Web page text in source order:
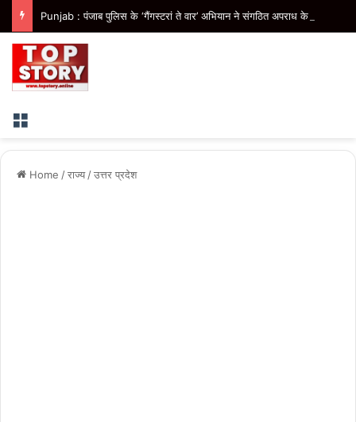
Menu
Home /राज्य /उत्तर प्रदेश